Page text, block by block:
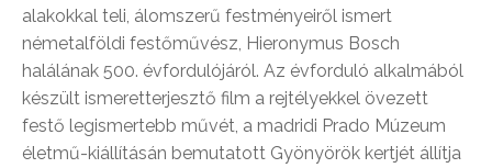
alakokkal teli, álomszerű festményeiről ismert
németalföldi festőművész, Hieronymus Bosch
halálának 500. évfordulójáról. Az évforduló alkalmából
készült ismeretterjesztő film a rejtélyekkel övezett
festő legismertebb művét, a madridi Prado Múzeum
életmű-kiállításán bemutatott Gyönyörök kertjét állítja